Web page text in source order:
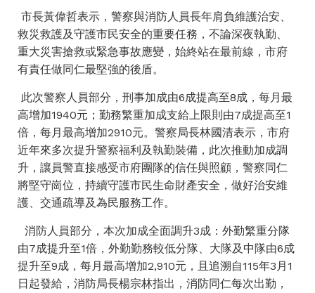
市長黃偉哲表示，警察與消防人員長年肩負維護治安、
救災救護及守護市民安全的重要任務，不論深夜執勤、
重大災害搶救或緊急事故應變，始終站在最前線，市府
有責任做同仁最堅強的後盾。
此次警察人員部分，刑事加成由6成提高至8成，每月最
高增加1940元；勤務繁重加成支給上限則由7成提高至1
倍，每月最高增加2910元。警察局長林國清表示，市府
近年來多次提升警察福利及執勤裝備，此次推動加成調
升，讓員警直接感受市府團隊的信任與照顧，警察同仁
將堅守崗位，持續守護市民生命財產安全，做好治安維
護、交通疏導及為民服務工作。
消防人員部分，本次加成全面調升3成：外勤繁重分隊
由7成提升至1倍，外勤勤務較低分隊、大隊及中隊由6成
提升至9成，每月最高增加2,910元，且追溯自115年3月1
日起發給，消防局長楊宗林指出，消防同仁每次出勤，